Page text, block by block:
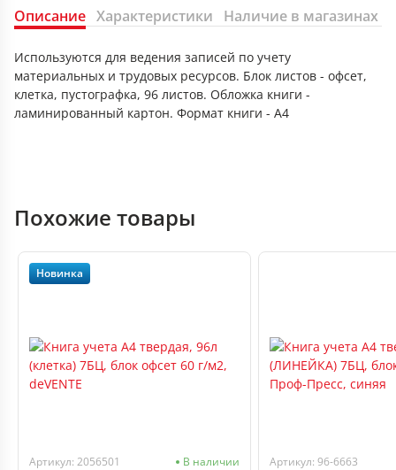
Описание Характеристики Наличие в магазинах
Используются для ведения записей по учету
материальных и трудовых ресурсов. Блок листов - офсет,
клетка, пустографка, 96 листов. Обложка книги -
ламинированный картон. Формат книги - А4
Похожие товары
Новинка
Артикул: 2056501 В наличии Артикул: 96-6663